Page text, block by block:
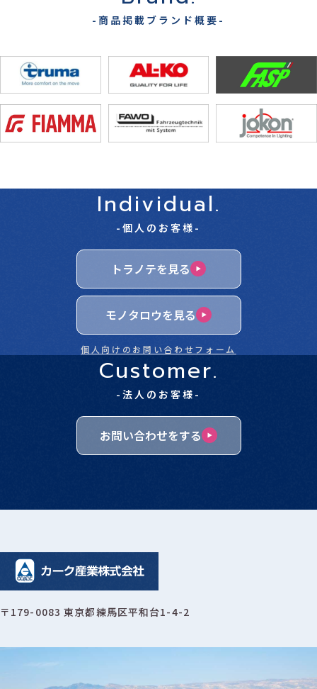
-商品掲載ブランド概要-
Individual.
-個人のお客様-
トラノテを見る
モノタロウを見る
個人向けのお問い合わせフォーム
Customer.
-法人のお客様-
お問い合わせをする
〒179-0083 東京都練馬区平和台1-4-2